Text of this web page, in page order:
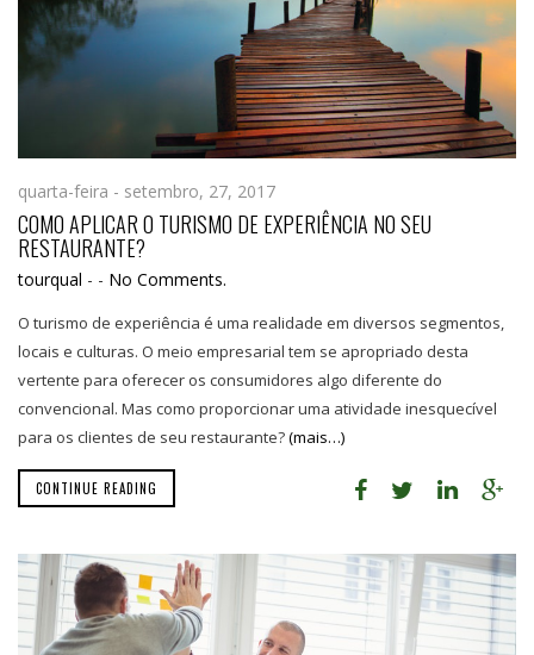
quarta-feira - setembro, 27, 2017
COMO APLICAR O TURISMO DE EXPERIÊNCIA NO SEU
RESTAURANTE?
tourqual - - No Comments.
O turismo de experiência é uma realidade em diversos segmentos,
locais e culturas. O meio empresarial tem se apropriado desta
vertente para oferecer os consumidores algo diferente do
convencional. Mas como proporcionar uma atividade inesquecível
para os clientes de seu restaurante?(mais…)
CONTINUE READING